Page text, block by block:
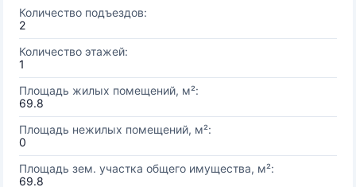
Количество подъездов:
2
Количество этажей:
1
Площадь жилых помещений, м²:
69.8
Площадь нежилых помещений, м²:
0
Площадь зем. участка общего имущества, м²:
69.8